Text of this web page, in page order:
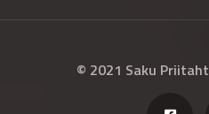
© 2021 Saku